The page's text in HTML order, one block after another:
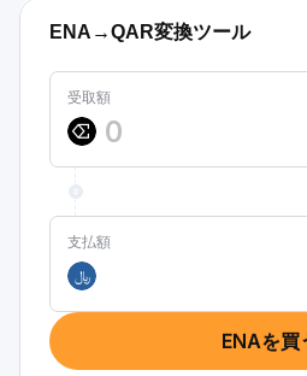
ENA→QAR変換ツール
受取額
支払額
﷼
ENAを買